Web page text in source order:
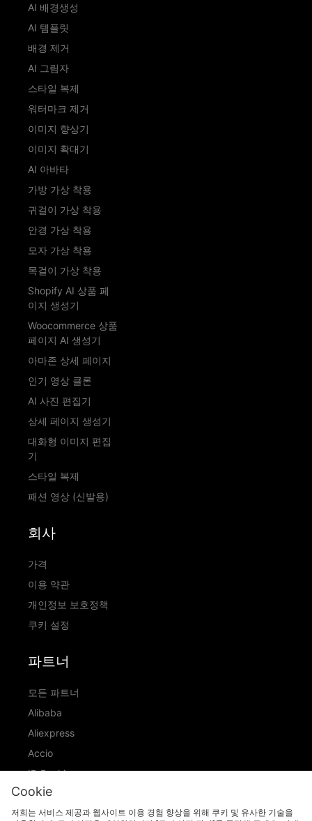
AI 배경생성
AI 템플릿
배경 제거
AI 그림자
스타일 복제
워터마크 제거
이미지 향상기
이미지 확대기
AI 아바타
가방 가상 착용
귀걸이 가상 착용
안경 가상 착용
모자 가상 착용
목걸이 가상 착용
Shopify AI 상품 페
이지 생성기
Woocommerce 상품
페이지 AI 생성기
아마존 상세 페이지
인기 영상 클론
AI 사진 편집기
상세 페이지 생성기
대화형 이미지 편집
기
스타일 복제
패션 영상 (신발용)
회사
가격
이용 약관
개인정보 보호정책
쿠키 설정
파트너
모든 파트너
Alibaba
Aliexpress
Accio
ID Ranking
ADIC
Cookie
저희는 서비스 제공과 웹사이트 이용 경험 향상을 위해 쿠키 및 유사한 기술을